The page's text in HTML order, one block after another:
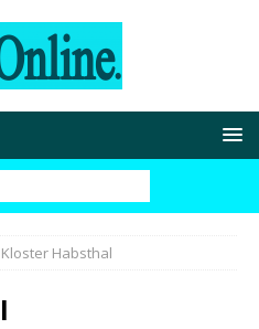
Kloster Habsthal